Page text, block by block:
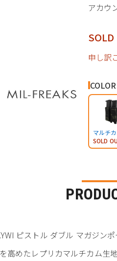
アカウ
申し訳
SOLD
ピストル ダブル マガジン
高めたレプリカマルチカム